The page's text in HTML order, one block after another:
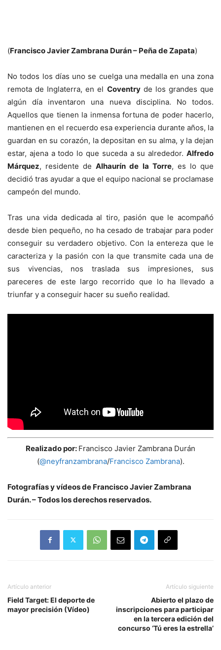
(Francisco Javier Zambrana Durán – Peña de Zapata)
No todos los días uno se cuelga una medalla en una zona
remota de Inglaterra, en el Coventryde los grandes que
algún día inventaron una nueva disciplina. No todos.
Aquellos que tienen la inmensa fortuna de poder hacerlo,
mantienen en el recuerdo esa experiencia durante años, la
guardan en su corazón, la depositan en su alma, y la dejan
estar, ajena a todo lo que suceda a su alrededor. Alfredo
Márquez, residente deAlhaurín de la Torre, es lo que
decidió tras ayudar a que el equipo nacional se proclamase
campeón del mundo.
Tras una vida dedicada al tiro, pasión que le acompañó
desde bien pequeño, no ha cesado de trabajar para poder
conseguir su verdadero objetivo. Con la entereza que le
caracteriza y la pasión con la que transmite cada una de
sus vivencias, nos traslada sus impresiones, sus
pareceres de este largo recorrido que lo ha llevado a
triunfar y a conseguir hacer su sueño realidad.
Realizado por: Francisco Javier Zambrana Durán
(@neyfranzambrana/Francisco Zambrana).
Fotografías y vídeos de Francisco Javier Zambrana
Durán. – Todos los derechos reservados.
Artículo anterior
Field Target: El deporte de
mayor precisión (Vídeo)
Artículo siguiente
Abierto el plazo de
inscripciones para participar
en la tercera edición del
concurso ‘Tú eres la estrella’